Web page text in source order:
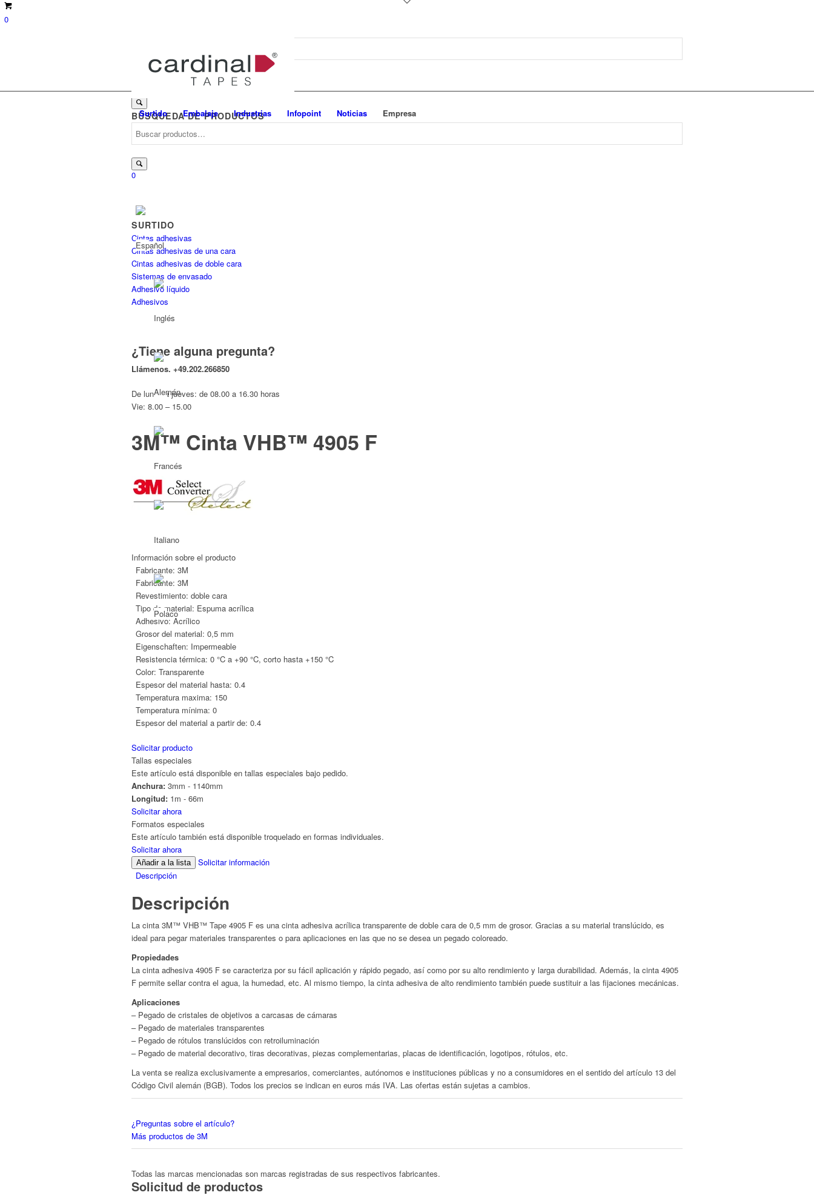
0
Suche
0
Surtido Embalaje Industrias Infopoint Noticias Empresa
BÚSQUEDA DE PRODUCTOS
SURTIDO
Cintas adhesivas
Cintas adhesivas de una cara
Cintas adhesivas de doble cara
Sistemas de envasado
Adhesivo líquido
Adhesivos
¿Tiene alguna pregunta?
Llámenos. +49.202.266850
De lunes a jueves: de 08.00 a 16.30 horas
Vie: 8.00 – 15.00
3M™ Cinta VHB™ 4905 F
Información sobre el producto
Fabricante: 3M
Fabricante: 3M
Revestimiento: doble cara
Tipo de material: Espuma acrílica
Adhesivo: Acrílico
Grosor del material: 0,5 mm
Eigenschaften: Impermeable
Resistencia térmica: 0 °C a +90 °C, corto hasta +150 °C
Color: Transparente
Espesor del material hasta: 0.4
Temperatura maxima: 150
Temperatura mínima: 0
Espesor del material a partir de: 0.4
Solicitar producto
Tallas especiales
Este artículo está disponible en tallas especiales bajo pedido.
Anchura: 3mm - 1140mm
Longitud: 1m - 66m
Solicitar ahora
Formatos especiales
Este artículo también está disponible troquelado en formas individuales.
Solicitar ahora
Añadir a la lista
Solicitar información
Descripción
Descripción
La cinta 3M™ VHB™ Tape 4905 F es una cinta adhesiva acrílica transparente de doble cara de 0,5 mm de grosor. Gracias a su material translúcido, es
ideal para pegar materiales transparentes o para aplicaciones en las que no se desea un pegado coloreado.
Propiedades
La cinta adhesiva 4905 F se caracteriza por su fácil aplicación y rápido pegado, así como por su alto rendimiento y larga durabilidad. Además, la cinta 4905
F permite sellar contra el agua, la humedad, etc. Al mismo tiempo, la cinta adhesiva de alto rendimiento también puede sustituir a las fijaciones mecánicas.
Aplicaciones
– Pegado de cristales de objetivos a carcasas de cámaras
– Pegado de materiales transparentes
– Pegado de rótulos translúcidos con retroiluminación
– Pegado de material decorativo, tiras decorativas, piezas complementarias, placas de identificación, logotipos, rótulos, etc.
La venta se realiza exclusivamente a empresarios, comerciantes, autónomos e instituciones públicas y no a consumidores en el sentido del artículo 13 del
Código Civil alemán (BGB). Todos los precios se indican en euros más IVA. Las ofertas están sujetas a cambios.
¿Preguntas sobre el artículo?
Más productos de 3M
Todas las marcas mencionadas son marcas registradas de sus respectivos fabricantes.
Solicitud de productos